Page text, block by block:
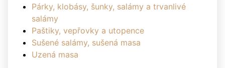
Párky, klobásy, šunky, salámy a trvanlivé
salámy
Paštiky, vepřovky a utopence
Sušené salámy, sušená masa
Uzená masa